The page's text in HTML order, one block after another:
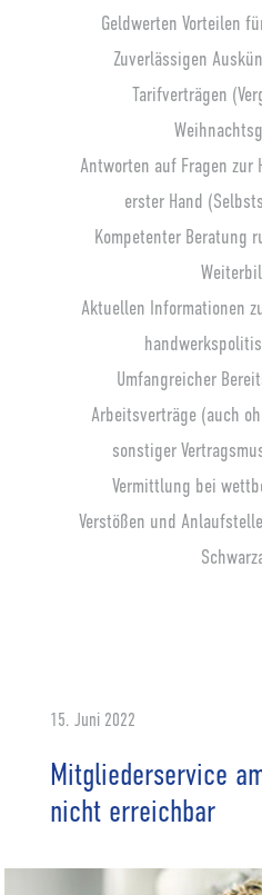
Geldwerten Vorteilen
Zuverlässigen
Tarifverträgen
Antworten auf Fragen zur
erster Hand
Kompetenter Beratung
Aktuellen Informationen
Umfangreicher
Arbeitsverträge (auch
sonstiger
Vermittlung bei
Verstößen und
15. Juni 2022
Mitgliederservice
nicht erreichbar